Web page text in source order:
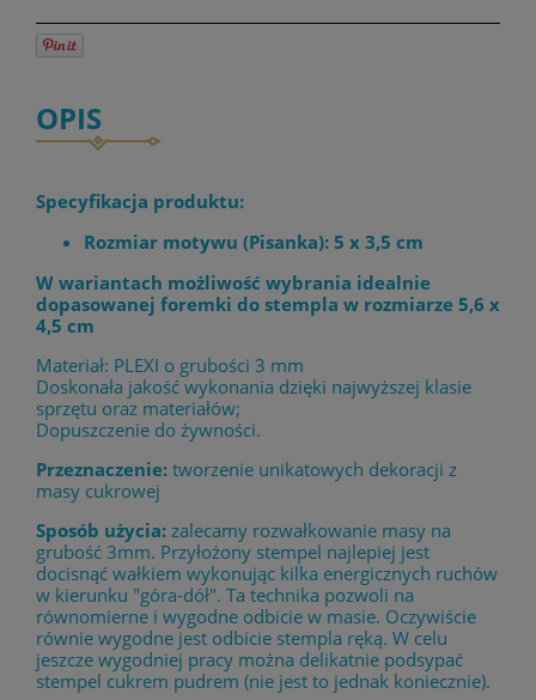
OPIS
Specyfikacja produktu:
Rozmiar motywu (Pisanka): 5 x 3,5 cm
W wariantach możliwość wybrania idealnie
dopasowanej foremki do stempla w rozmiarze 5,6 x
4,5 cm
Materiał: PLEXI o grubości 3 mm
Doskonała jakość wykonania dzięki najwyższej klasie
sprzętu oraz materiałów;
Dopuszczenie do żywności.
Przeznaczenie: tworzenie unikatowych dekoracji z
masy cukrowej
Sposób użycia: zalecamy rozwałkowanie masy na
grubość 3mm. Przyłożony stempel najlepiej jest
docisnąć wałkiem wykonując kilka energicznych ruchów
w kierunku "góra-dół". Ta technika pozwoli na
równomierne i wygodne odbicie w masie. Oczywiście
równie wygodne jest odbicie stempla ręką. W celu
jeszcze wygodniej pracy można delikatnie podsypać
stempel cukrem pudrem (nie jest to jednak koniecznie).